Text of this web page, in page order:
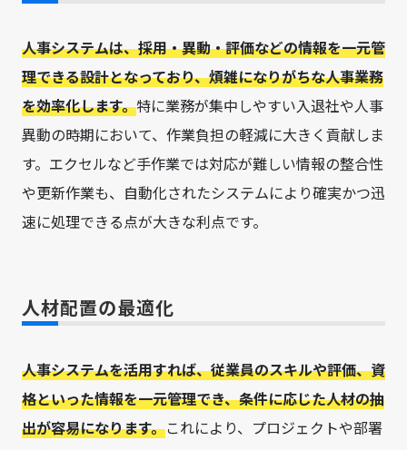
人事システムは、採用・異動・評価などの情報を一元管
理できる設計となっており、煩雑になりがちな人事業務
を効率化します。特に業務が集中しやすい入退社や人事
異動の時期において、作業負担の軽減に大きく貢献しま
す。エクセルなど手作業では対応が難しい情報の整合性
や更新作業も、自動化されたシステムにより確実かつ迅
速に処理できる点が大きな利点です。
人材配置の最適化
人事システムを活用すれば、従業員のスキルや評価、資
格といった情報を一元管理でき、条件に応じた人材の抽
出が容易になります。これにより、プロジェクトや部署